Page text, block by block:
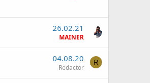
26.02.21
MAINER
04.08.20
Redactor
R